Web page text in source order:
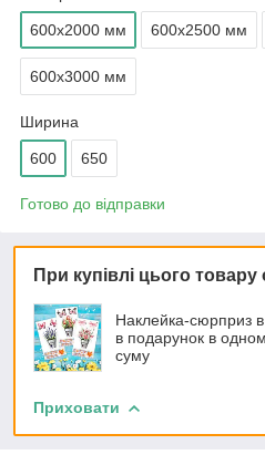
600х2000 мм 600х2500 мм
600х3000 мм
Ширина
600 650
Готово до відправки
При купівлі цього
Наклейка-сюрприз
в подарунок в
суму
Приховати